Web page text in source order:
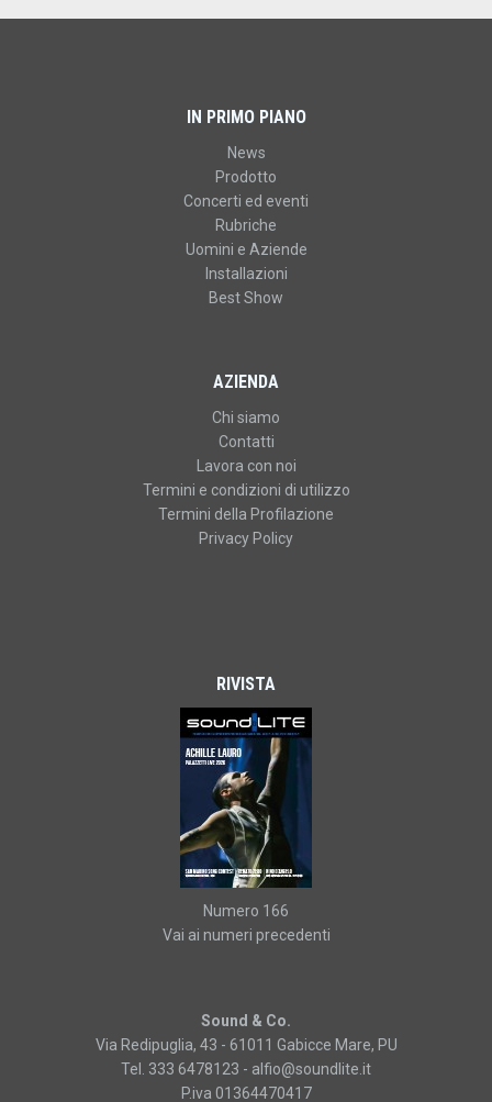
IN PRIMO PIANO
News
Prodotto
Concerti ed eventi
Rubriche
Uomini e Aziende
Installazioni
Best Show
AZIENDA
Chi siamo
Contatti
Lavora con noi
Termini e condizioni di utilizzo
Termini della Profilazione
Privacy Policy
RIVISTA
Numero 166
Vai ai numeri precedenti
Sound & Co.
Via Redipuglia, 43 - 61011 Gabicce Mare, PU
Tel. 333 6478123 - alfio@soundlite.it
P.iva 01364470417